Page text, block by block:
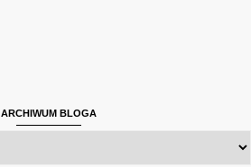
ARCHIWUM BLOGA